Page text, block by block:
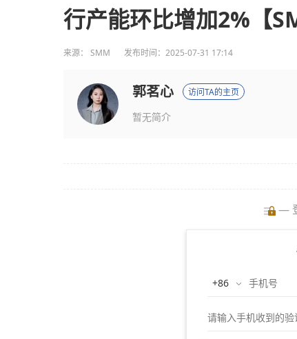
行产能环比增加2%【
来源： SMM 发布时间：2025-07-31 17:14
郭茗心 访问TA的主页
暂无简介
—